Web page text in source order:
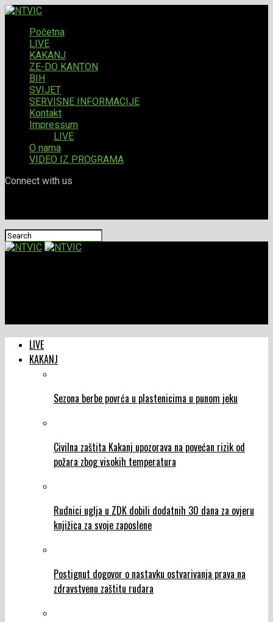
Početna
LIVE
KAKANJ
ZE-DO KANTON
BIH
SVIJET
SERVISNE INFORMACIJE
Kontakt
Impressum
LIVE
O nama
VIDEO IZ PROGRAMA
Connect with us
LIVE
KAKANJ
Sezona berbe povrća u plastenicima u punom jeku
Civilna zaštita Kakanj upozorava na povećan rizik od
požara zbog visokih temperatura
Rudnici uglja u ZDK dobili dodatnih 30 dana za ovjeru
knjižica za svoje zaposlene
Postignut dogovor o nastavku ostvarivanja prava na
zdravstvenu zaštitu rudara